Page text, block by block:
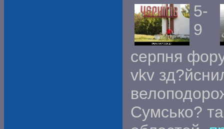
5-
9
серпня
vkv
Сумсько?